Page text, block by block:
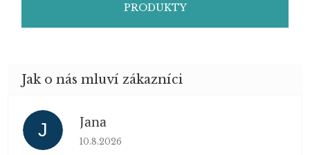
PRODUKTY
J Jana
Hodnocení obchodu je 5 z 5 hvězdiček.
10.8.2026